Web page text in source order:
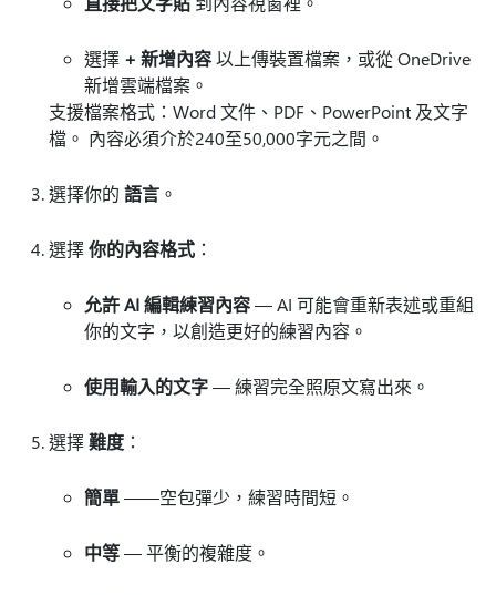
選擇 + 新增內容以上傳裝置檔案，或從 OneDrive
新增雲端檔案。
支援檔案格式：Word 文件、PDF、PowerPoint 及文字
檔。 內容必須介於240至50,000字元之間。
選擇你的 語言 。
選擇你的內容格式 ：
允許 AI 編輯練習內容— AI 可能會重新表述或重組
你的文字，以創造更好的練習內容。
使用輸入的文字— 練習完全照原文寫出來。
選擇難度 ：
簡單——空包彈少，練習時間短。
中等— 平衡的複雜度。